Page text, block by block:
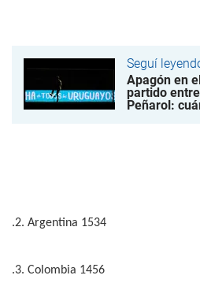
Seguí
Apagón en
partido
Peñarol:
.2. Argentina 1534
.3. Colombia 1456